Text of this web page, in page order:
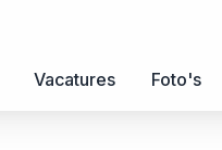
Vacatures Foto's